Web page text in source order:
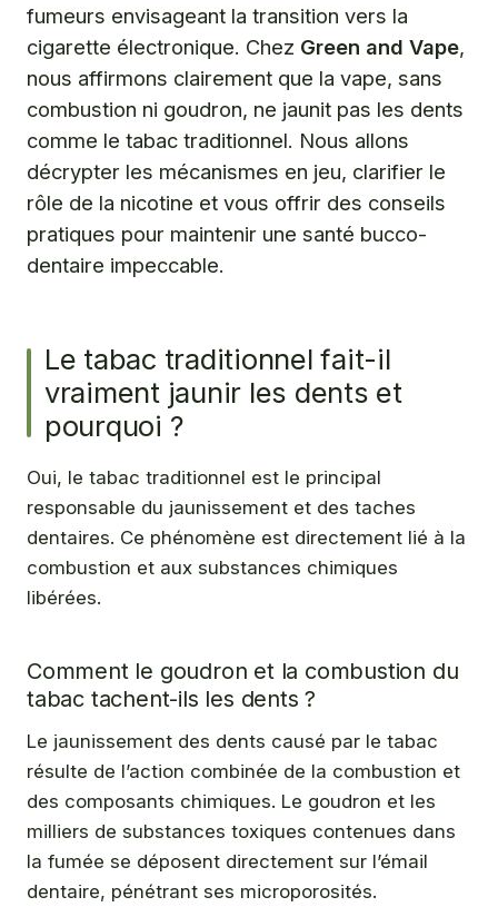
blanches et une bonne hygiène bucco-dentaire ?
Questions fréquentes
fumeurs envisageant la transition vers la
cigarette électronique. Chez Green and Vape,
nous affirmons clairement que la vape, sans
combustion ni goudron, ne jaunit pas les dents
comme le tabac traditionnel. Nous allons
décrypter les mécanismes en jeu, clarifier le
rôle de la nicotine et vous offrir des conseils
pratiques pour maintenir une santé bucco-
dentaire impeccable.
Le tabac traditionnel fait-il
vraiment jaunir les dents et
pourquoi ?
Oui, le tabac traditionnel est le principal
responsable du jaunissement et des taches
dentaires. Ce phénomène est directement lié à la
combustion et aux substances chimiques
libérées.
Comment le goudron et la combustion du
tabac tachent-ils les dents ?
Le jaunissement des dents causé par le tabac
résulte de l’action combinée de la combustion et
des composants chimiques. Le goudron et les
milliers de substances toxiques contenues dans
la fumée se déposent directement sur l’émail
dentaire, pénétrant ses microporosités.